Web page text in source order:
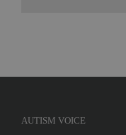
AUTISM VOICE